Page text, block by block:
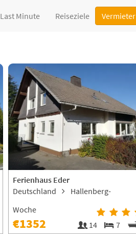
Vermieter
Last Minute Reiseziele
Ferienhaus Eder
Deutschland
Hallenberg-
Woche
€1352 14 7